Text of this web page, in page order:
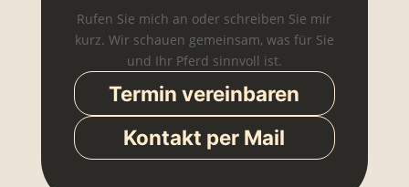
Rufen Sie mich an oder schreiben Sie mir
kurz. Wir schauen gemeinsam, was für Sie
und Ihr Pferd sinnvoll ist.
Termin vereinbaren
Kontakt per Mail